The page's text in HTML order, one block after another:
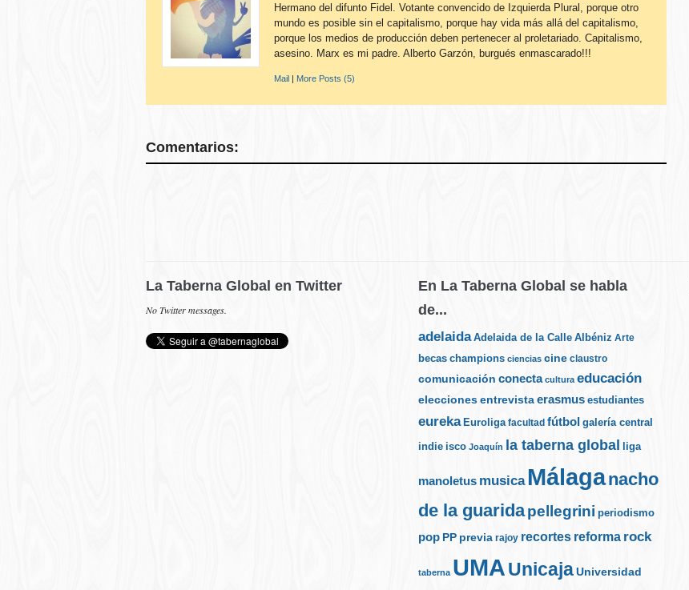
Hermano del difunto Fidel. Votante convencido de Izquierda Plural, porque otro
mundo es posible sin el capitalismo, porque hay vida más allá del capitalismo,
porque los medios de producción deben pertenecer al proletariado. Capitalismo,
asesino. Marx es mi padre. Alberto Garzón, burgués enmascarado!!!
Mail | More Posts (5)
Comentarios:
La Taberna Global en Twitter
No Twitter messages.
En La Taberna Global se habla
de...
adelaida Adelaida de la Calle Albéniz Arte
becas champions ciencias cine claustro
comunicación conecta cultura educación
elecciones entrevista erasmus estudiantes
eureka Euroliga facultad fútbol galería central
indie isco Joaquín la taberna global liga
manoletus musica Málaganacho
de la guaridapellegrini periodismo
pop PP previa rajoy recortes reforma rock
taberna UMA UnicajaUniversidad